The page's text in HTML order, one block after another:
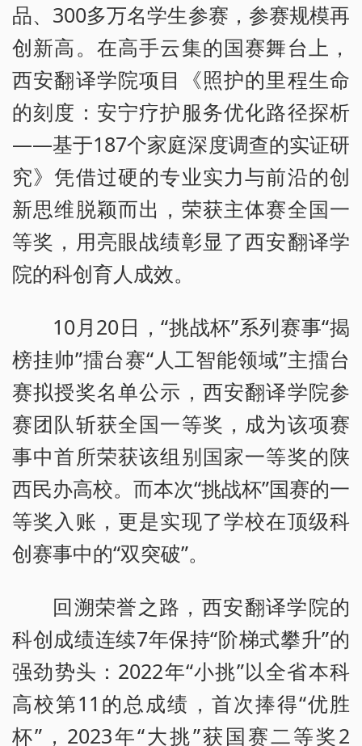
品、300多万名学生参赛，参赛规模再
创新高。在高手云集的国赛舞台上，
西安翻译学院项目《照护的里程生命
的刻度：安宁疗护服务优化路径探析
——基于187个家庭深度调查的实证研
究》凭借过硬的专业实力与前沿的创
新思维脱颖而出，荣获主体赛全国一
等奖，用亮眼战绩彰显了西安翻译学
院的科创育人成效。
10月20日，“挑战杯”系列赛事“揭
榜挂帅”擂台赛“人工智能领域”主擂台
赛拟授奖名单公示，西安翻译学院参
赛团队斩获全国一等奖，成为该项赛
事中首所荣获该组别国家一等奖的陕
西民办高校。而本次“挑战杯”国赛的一
等奖入账，更是实现了学校在顶级科
创赛事中的“双突破”。
回溯荣誉之路，西安翻译学院的
科创成绩连续7年保持“阶梯式攀升”的
强劲势头：2022年“小挑”以全省本科
高校第11的总成绩，首次捧得“优胜
杯”，2023年“大挑”获国赛二等奖2